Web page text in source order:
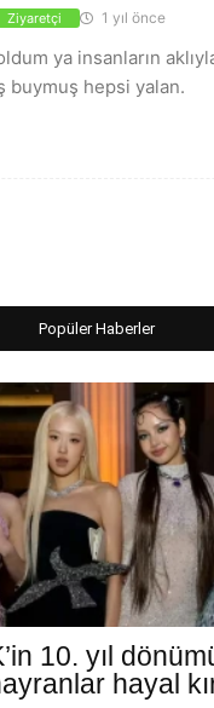
Ziyaretçi 1 yıl önce
ya insanların
buymuş hepsi yalan.
Popüler Haberler
10. yıl
hayal